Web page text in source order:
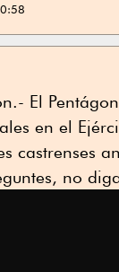
El
en el
castrenses
no